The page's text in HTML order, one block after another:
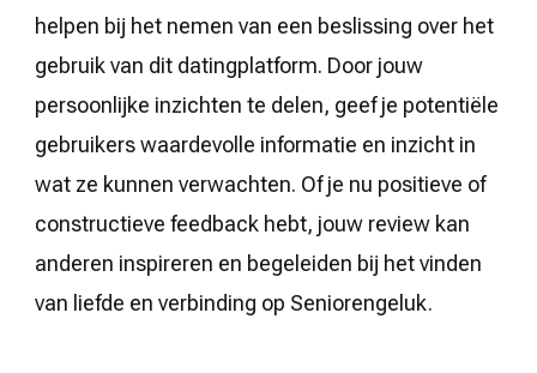
helpen bij het nemen van een beslissing over het
gebruik van dit datingplatform. Door jouw
persoonlijke inzichten te delen, geef je potentiële
gebruikers waardevolle informatie en inzicht in
wat ze kunnen verwachten. Of je nu positieve of
constructieve feedback hebt, jouw review kan
anderen inspireren en begeleiden bij het vinden
van liefde en verbinding op Seniorengeluk.